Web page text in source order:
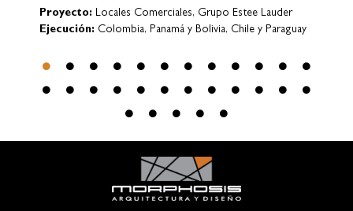
Proyecto: Locales Comerciales
Ejecución: Bogotá (COLOMBIA)